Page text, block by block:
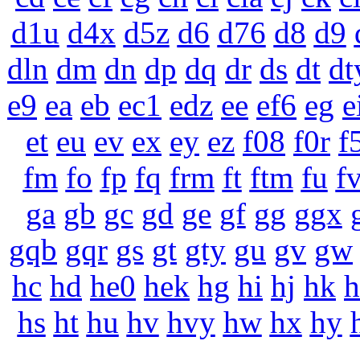
d1u d4x d5z d6 d76 d8 d9
dln dm dn dp dq dr ds dt
e9 ea eb ec1 edz ee ef6 eg
et eu ev ex ey ez f08 f0r
fm fo fp fq frm ft ftm fu
ga gb gc gd ge gf gg ggx
gqb gqr gs gt gty gu gv gw
hc hd he0 hek hg hi hj hk
hs ht hu hv hvy hw hx hy